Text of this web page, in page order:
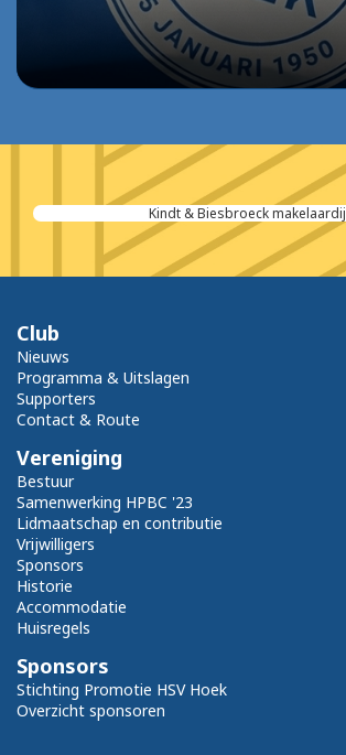
Kindt & Biesbroeck makelaardij
Club
Nieuws
Programma & Uitslagen
Supporters
Contact & Route
Vereniging
Bestuur
Samenwerking HPBC '23
Lidmaatschap en contributie
Vrijwilligers
Sponsors
Historie
Accommodatie
Huisregels
Sponsors
Stichting Promotie HSV Hoek
Overzicht sponsoren